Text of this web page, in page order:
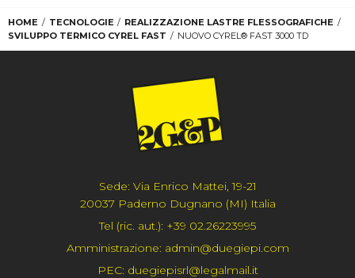
HOME TECNOLOGIE
REALIZZAZIONE LASTRE FLESSOGRAFICHE
SVILUPPO TERMICO CYREL FAST
NUOVO CYREL® FAST 3000 TD
Sede: Via Enrico Mattei, 19-21
20037 Paderno Dugnano (MI) Italia
Tel (ric. aut.): +39 02.26223995
Amministrazione: admin@duegiepi.com
PEC: duegiepisrl@legalmail.it